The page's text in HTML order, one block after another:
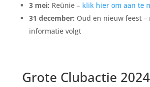
3 mei: Reünie – klik hier om aan te
31 december: Oud en nieuw feest –
informatie volgt
Grote Clubactie